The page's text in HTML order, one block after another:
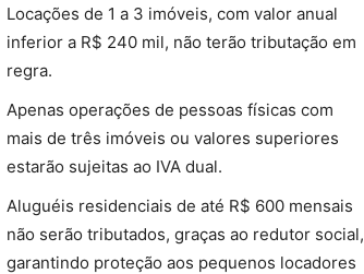
Locações de 1 a 3 imóveis, com valor anual
inferior a R$ 240 mil, não terão tributação em
regra.
Apenas operações de pessoas físicas com
mais de três imóveis ou valores superiores
estarão sujeitas ao IVA dual.
Aluguéis residenciais de até R$ 600 mensais
não serão tributados, graças ao redutor social,
garantindo proteção aos pequenos locadores